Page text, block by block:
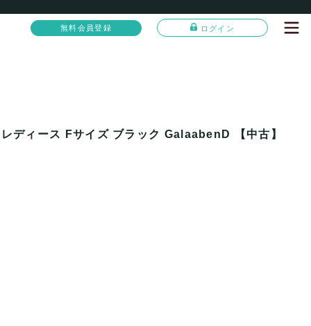
無料会員登録 ログイン
ディース Fサイズ ブラック GalaabenD 【中古】